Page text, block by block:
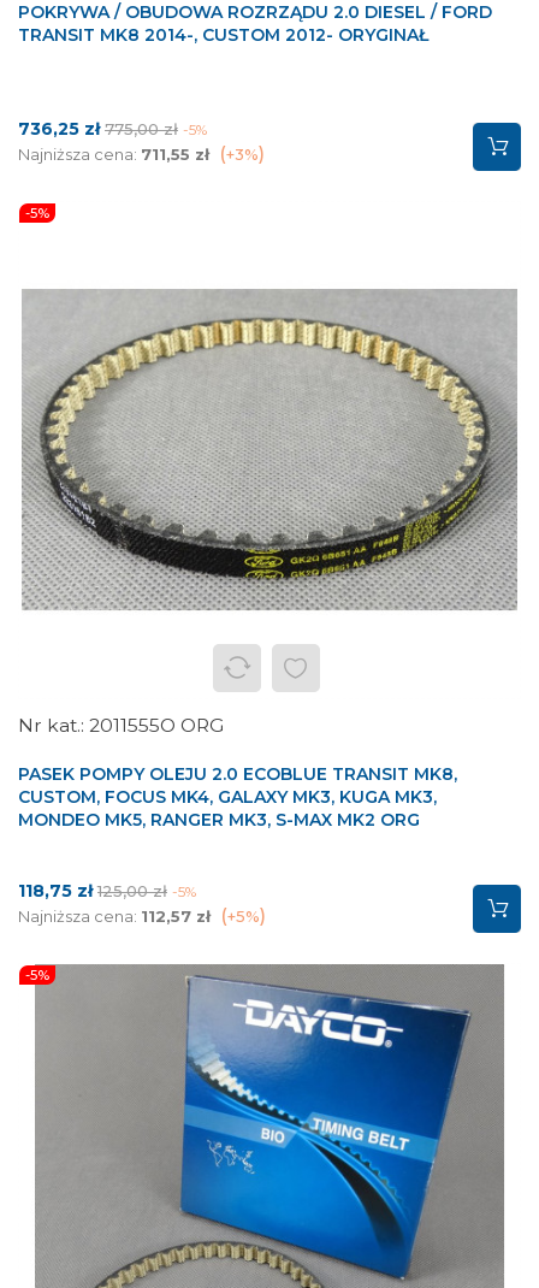
POKRYWA / OBUDOWA ROZRZĄDU 2.0 DIESEL / FORD
TRANSIT MK8 2014-, CUSTOM 2012- ORYGINAŁ
Cena
736,25 zł Cena
podstawowa
775,00 zł -5%
Najniższa cena: 711,55 zł +3%
-5%
2011555O ORG
PASEK POMPY OLEJU 2.0 ECOBLUE TRANSIT MK8,
CUSTOM, FOCUS MK4, GALAXY MK3, KUGA MK3,
MONDEO MK5, RANGER MK3, S-MAX MK2 ORG
Cena
118,75 złCena
podstawowa
125,00 zł -5%
Najniższa cena: 112,57 zł +5%
-5%